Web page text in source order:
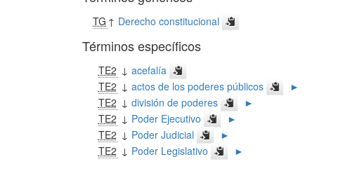
TG ↑ Derecho constitucional
Términos específicos
TE2 ↓ acefalía
TE2 ↓ actos de los poderes públicos
►
TE2 ↓ división de poderes
►
TE2 ↓ Poder Ejecutivo
►
TE2 ↓ Poder Judicial
►
TE2 ↓ Poder Legislativo ►